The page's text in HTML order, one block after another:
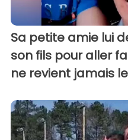
Sa petite amie lui
son fils pour aller
ne revient jamais